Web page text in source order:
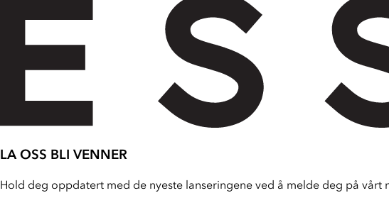
LA OSS BLI VENNER
Hold deg oppdatert med de nyeste lanseringene ved å melde deg på vårt